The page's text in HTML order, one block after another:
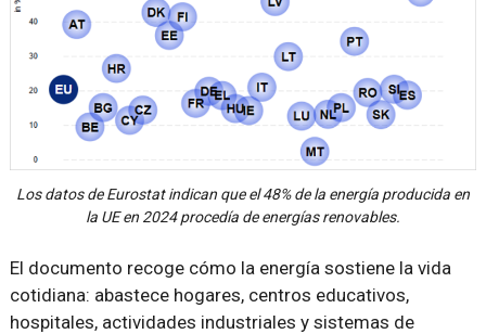
Los datos de Eurostat indican que el 48% de la energía producida en
la UE en 2024 procedía de energías renovables.
El documento recoge cómo la energía sostiene la vida
cotidiana: abastece hogares, centros educativos,
hospitales, actividades industriales y sistemas de